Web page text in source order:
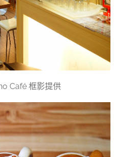
Café 框影提供